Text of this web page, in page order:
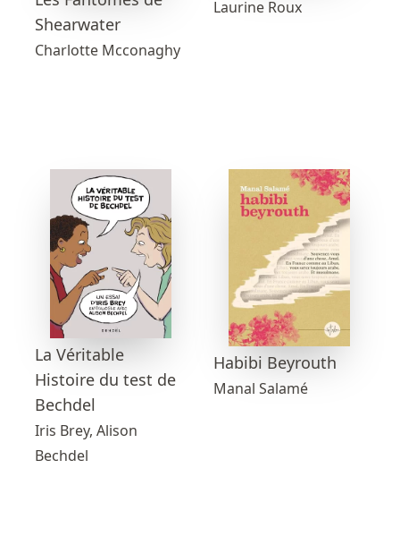
Shearwater
Charlotte Mcconaghy
Laurine Roux
La Véritable
Histoire du test de
Bechdel
Iris Brey, Alison
Bechdel
Habibi Beyrouth
Manal Salamé